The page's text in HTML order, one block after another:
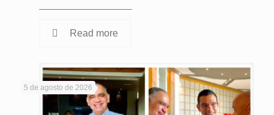
Read more
5 de agosto de 2026